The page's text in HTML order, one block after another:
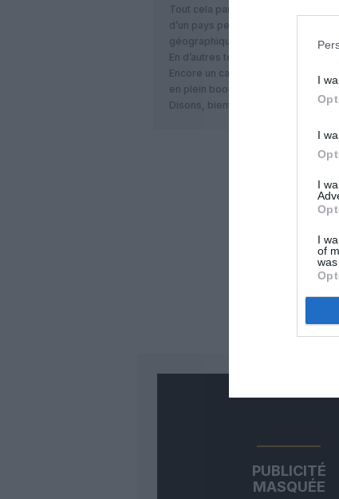
I
I
I
I
of
was
Tout cela parce qu’Oman Air, bien
d’un pays peu connu, drainant peu
géographiquement excentré des
En d’autres termes, les avions se
Encore un cas de surcapacité
en plein boom.
Disons, bientôt.. Boum et patatras!
PUBLICITÉ
MASQUÉE